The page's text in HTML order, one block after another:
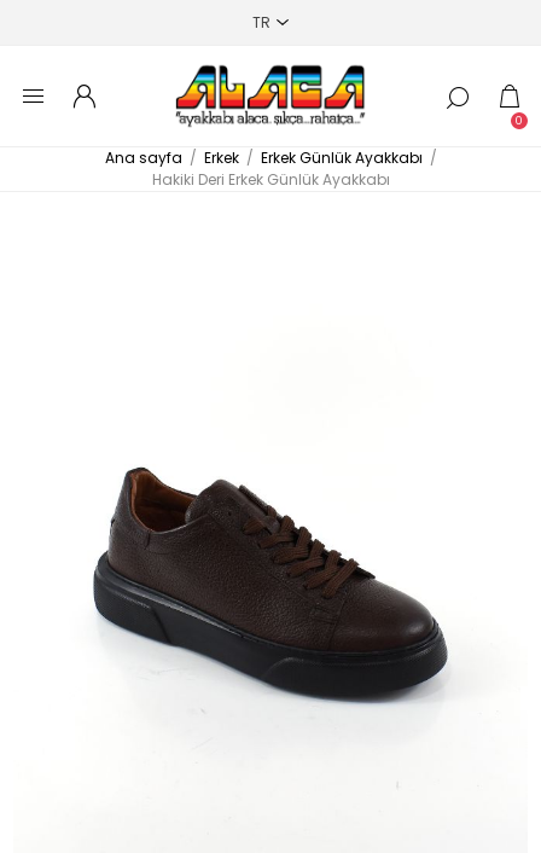
0
Ana sayfa / Erkek / Erkek Günlük Ayakkabı /
Hakiki Deri Erkek Günlük Ayakkabı